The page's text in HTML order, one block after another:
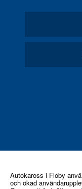
Autokaross i Floby
och ökad